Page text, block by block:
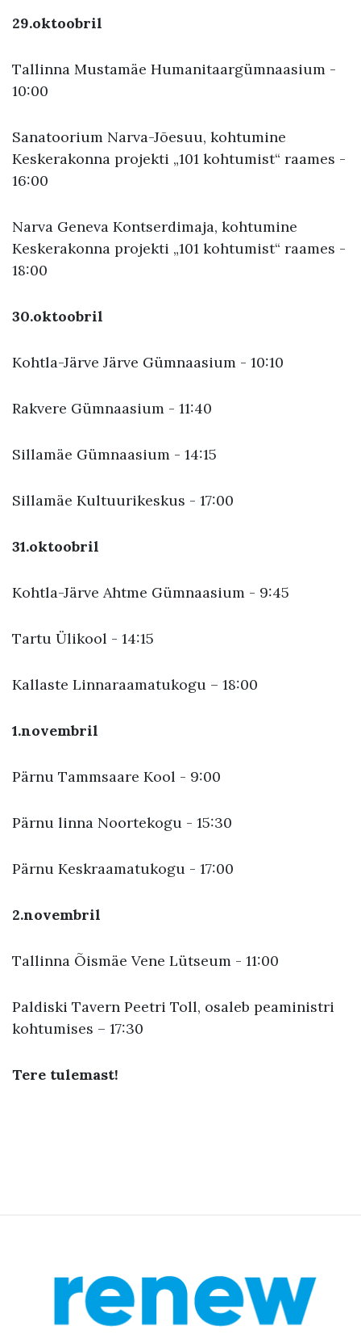
29.oktoobril
Tallinna Mustamäe Humanitaargümnaasium -
10:00
Sanatoorium Narva-Jõesuu, kohtumine
Keskerakonna projekti „101 kohtumist“ raames -
16:00
Narva Geneva Kontserdimaja, kohtumine
Keskerakonna projekti „101 kohtumist“ raames -
18:00
30.oktoobril
Kohtla-Järve Järve Gümnaasium - 10:10
Rakvere Gümnaasium - 11:40
Sillamäe Gümnaasium - 14:15
Sillamäe Kultuurikeskus - 17:00
31.oktoobril
Kohtla-Järve Ahtme Gümnaasium - 9:45
Tartu Ülikool - 14:15
Kallaste Linnaraamatukogu – 18:00
1.novembril
Pärnu Tammsaare Kool - 9:00
Pärnu linna Noortekogu - 15:30
Pärnu Keskraamatukogu - 17:00
2.novembril
Tallinna Õismäe Vene Lütseum - 11:00
Paldiski Tavern Peetri Toll, osaleb peaministri
kohtumises – 17:30
Tere tulemast!